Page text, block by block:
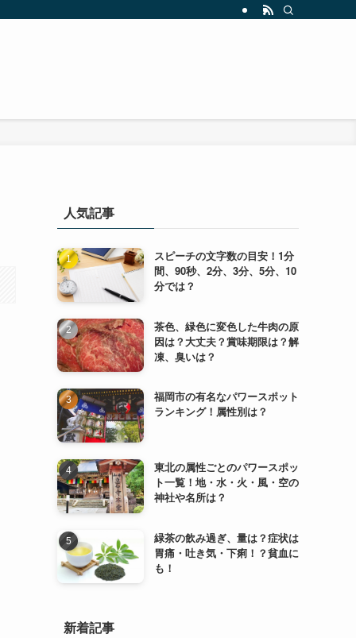
人気記事
スピーチの文字数の目安！1分
間、90秒、2分、3分、5分、10
分では？
茶色、緑色に変色した牛肉の原
因は？大丈夫？賞味期限は？解
凍、臭いは？
福岡市の有名なパワースポット
ランキング！属性別は？
東北の属性ごとのパワースポッ
ト一覧！地・水・火・風・空の
神社や名所は？
緑茶の飲み過ぎ、量は？症状は
胃痛・吐き気・下痢！？貧血に
も！
新着記事